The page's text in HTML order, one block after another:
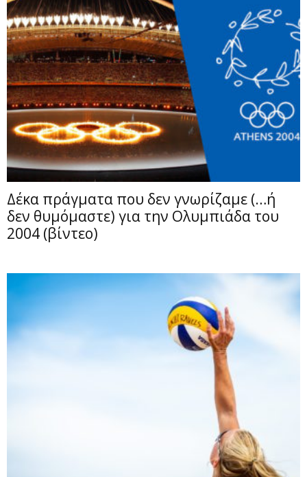
Δέκα πράγματα που δεν γνωρίζαμε (…ή
δεν θυμόμαστε) για την Ολυμπιάδα του
2004 (βίντεο)